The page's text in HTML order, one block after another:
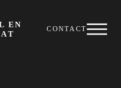
EN
CONTACT